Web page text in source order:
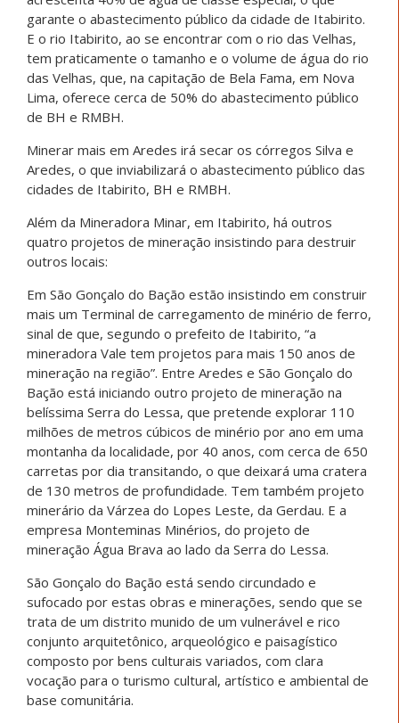
garante o abastecimento público da cidade de Itabirito.
E o rio Itabirito, ao se encontrar com o rio das Velhas,
tem praticamente o tamanho e o volume de água do rio
das Velhas, que, na capitação de Bela Fama, em Nova
Lima, oferece cerca de 50% do abastecimento público
de BH e RMBH.
Minerar mais em Aredes irá secar os córregos Silva e
Aredes, o que inviabilizará o abastecimento público das
cidades de Itabirito, BH e RMBH.
Além da Mineradora Minar, em Itabirito, há outros
quatro projetos de mineração insistindo para destruir
outros locais:
Em São Gonçalo do Bação estão insistindo em construir
mais um Terminal de carregamento de minério de ferro,
sinal de que, segundo o prefeito de Itabirito, “a
mineradora Vale tem projetos para mais 150 anos de
mineração na região”. Entre Aredes e São Gonçalo do
Bação está iniciando outro projeto de mineração na
belíssima Serra do Lessa, que pretende explorar 110
milhões de metros cúbicos de minério por ano em uma
montanha da localidade, por 40 anos, com cerca de 650
carretas por dia transitando, o que deixará uma cratera
de 130 metros de profundidade. Tem também projeto
minerário da Várzea do Lopes Leste, da Gerdau. E a
empresa Monteminas Minérios, do projeto de
mineração Água Brava ao lado da Serra do Lessa.
São Gonçalo do Bação está sendo circundado e
sufocado por estas obras e minerações, sendo que se
trata de um distrito munido de um vulnerável e rico
conjunto arquitetônico, arqueológico e paisagístico
composto por bens culturais variados, com clara
vocação para o turismo cultural, artístico e ambiental de
base comunitária.